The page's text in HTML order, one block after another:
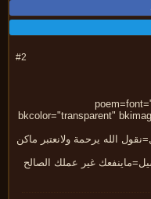
bkcolor="transparent"
يرحمة ولانعتبر ماكن
غير عملك الصالح